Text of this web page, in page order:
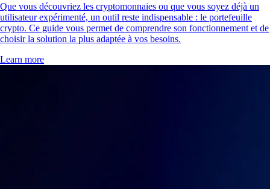
Que vous découvriez les cryptomonnaies ou que vous soyez déjà un
utilisateur expérimenté, un outil reste indispensable : le portefeuille
crypto. Ce guide vous permet de comprendre son fonctionnement et de
choisir la solution la plus adaptée à vos besoins.
Learn more